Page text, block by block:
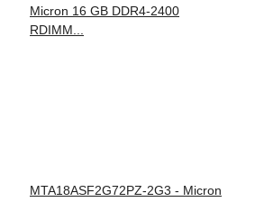
MTA18ASF2G72PZ-2G3 - Micron